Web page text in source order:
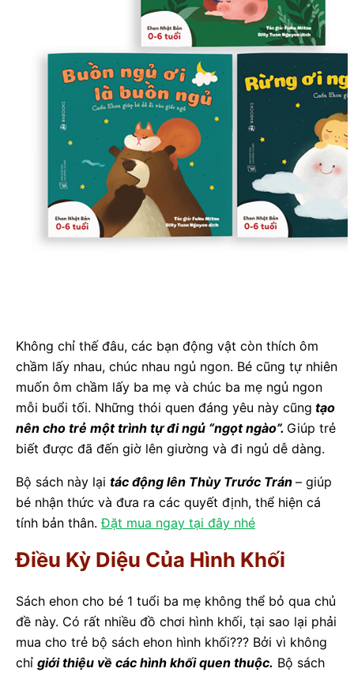
Không chỉ thế đâu, các bạn động vật còn thích ôm
chầm lấy nhau, chúc nhau ngủ ngon. Bé cũng tự nhiên
muốn ôm chầm lấy ba mẹ và chúc ba mẹ ngủ ngon
mỗi buổi tối. Những thói quen đáng yêu này cũng tạo
nên cho trẻ một trình tự đi ngủ “ngọt ngào”. Giúp trẻ
biết được đã đến giờ lên giường và đi ngủ dễ dàng.
Bộ sách này lại tác động lên Thùy Trước Trán – giúp
bé nhận thức và đưa ra các quyết định, thể hiện cá
tính bản thân.Đặt mua ngay tại đây nhé
Điều Kỳ Diệu Của Hình Khối
Sách ehon cho bé 1 tuổi ba mẹ không thể bỏ qua chủ
đề này. Có rất nhiều đồ chơi hình khối, tại sao lại phải
mua cho trẻ bộ sách ehon hình khối??? Bởi vì không
chỉ giới thiệu về các hình khối quen thuộc. Bộ sách